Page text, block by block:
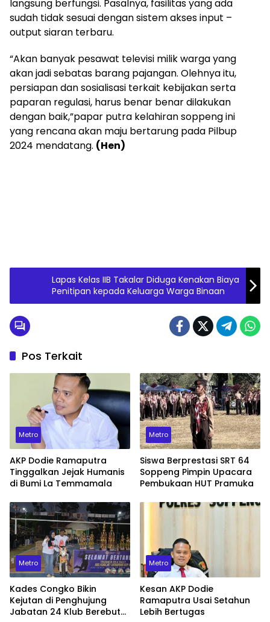
langsung berfungsi. Pasalnya, fasilitas yang ada
sudah tidak sesuai dengan sistem akses input –
output siaran terbaru.
“Akan banyak pesawat televisi milik warga yang
akan jadi sebatas barang pajangan. Olehnya itu,
persiapan dan sosialisasi terkait kebijakan serta
paparan regulasi, harus benar benar dilakukan
dengan baik,”papar putra kelahiran soppeng ini
yang rencana akan maju bertarung pada Pilbup
2024 mendatang. (Hen)
Lapas Kelas IIB Takalar Diduga Kenakan Biaya
Penitipan kepada Keluarga Warga Binaan
Pos Terkait
Metro
AKP Dodie Ramaputra
Tinggalkan Jejak Humanis
di Bumi La Temmamala
Metro
Siswa Berprestasi SRT 64
Soppeng Pimpin Upacara
Pembukaan HUT Pramuka
Metro
Kades Congko Bikin
Kejutan di Penghujung
Jabatan 24 Klub Berebut
Metro
Kesan AKP Dodie
Ramaputra Usai Setahun
Lebih Bertugas
Metro